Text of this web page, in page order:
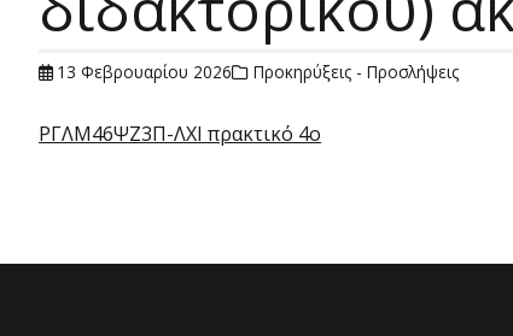
13 Φεβρουαρίου 2026 Προκηρύξεις - Προσλήψεις
ΡΓΛΜ46ΨΖ3Π-ΛΧΙ πρακτικό 4ο